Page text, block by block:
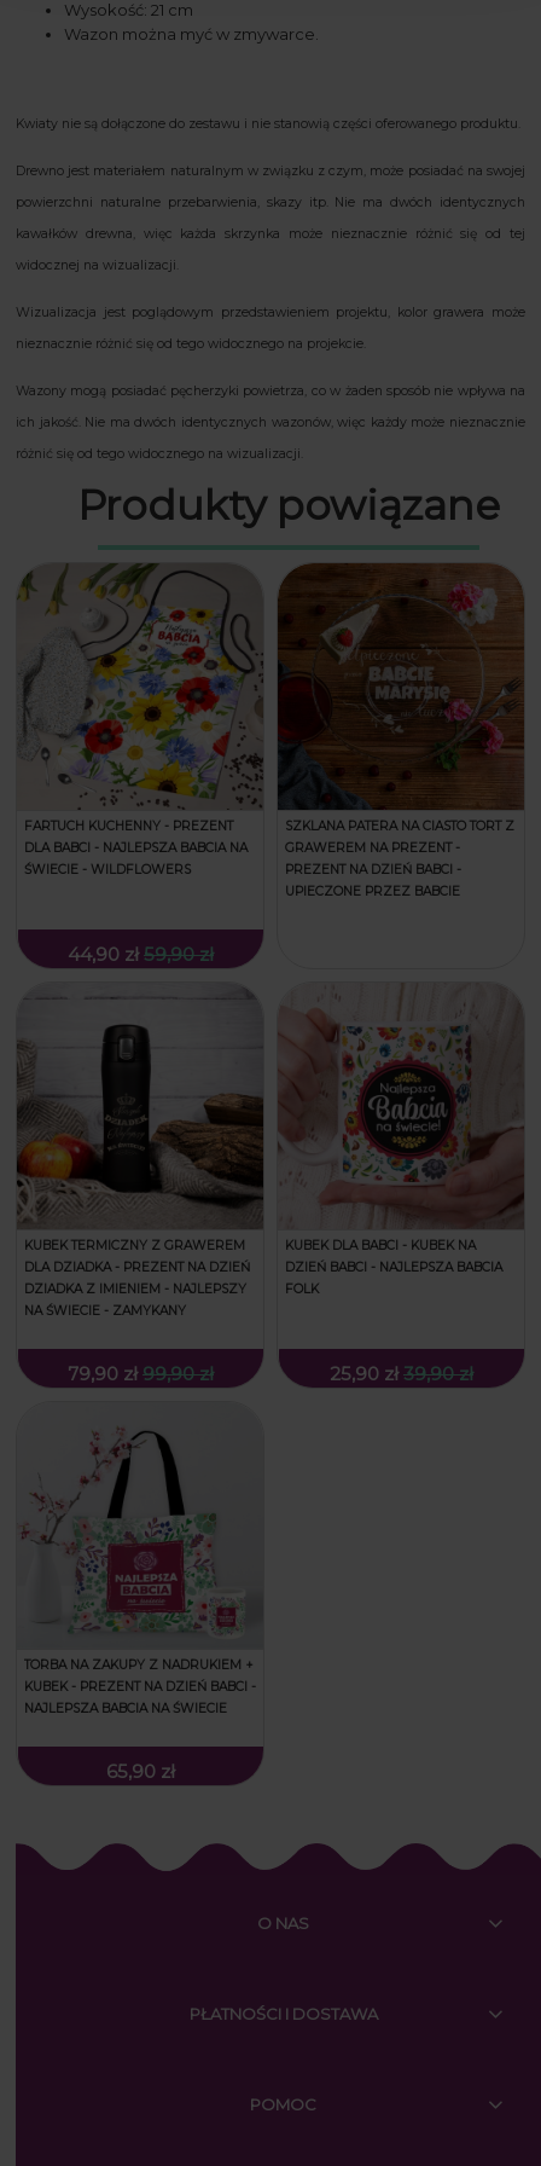
Wysokość: 21 cm
Wazon można myć w zmywarce.
Kwiaty nie są dołączone do zestawu i nie stanowią części oferowanego produktu.
Drewno jest materiałem naturalnym w związku z czym, może posiadać na swojej
powierzchni naturalne przebarwienia, skazy itp. Nie ma dwóch identycznych
kawałków drewna, więc każda skrzynka może nieznacznie różnić się od tej
widocznej na wizualizacji.
Wizualizacja jest poglądowym przedstawieniem projektu, kolor grawera może
nieznacznie różnić się od tego widocznego na projekcie.
Wazony mogą posiadać pęcherzyki powietrza, co w żaden sposób nie wpływa na
ich jakość. Nie ma dwóch identycznych wazonów, więc każdy może nieznacznie
różnić się od tego widocznego na wizualizacji.
Produkty powiązane
FARTUCH KUCHENNY - PREZENT
DLA BABCI - NAJLEPSZA BABCIA NA
ŚWIECIE - WILDFLOWERS
44,90 zł 59,90 zł
SZKLANA PATERA NA CIASTO TORT Z
GRAWEREM NA PREZENT -
PREZENT NA DZIEŃ BABCI -
UPIECZONE PRZEZ BABCIE
KUBEK TERMICZNY Z GRAWEREM
DLA DZIADKA - PREZENT NA DZIEŃ
DZIADKA Z IMIENIEM - NAJLEPSZY
NA ŚWIECIE - ZAMYKANY
79,90 zł 99,90 zł
KUBEK DLA BABCI - KUBEK NA
DZIEŃ BABCI - NAJLEPSZA BABCIA
FOLK
25,90 zł 39,90 zł
TORBA NA ZAKUPY Z NADRUKIEM +
KUBEK - PREZENT NA DZIEŃ BABCI -
NAJLEPSZA BABCIA NA ŚWIECIE
65,90 zł
O NAS
PŁATNOŚCI I DOSTAWA
POMOC